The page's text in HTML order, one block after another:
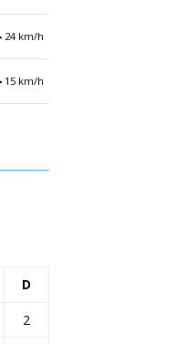
24 km/h
15 km/h
D
2